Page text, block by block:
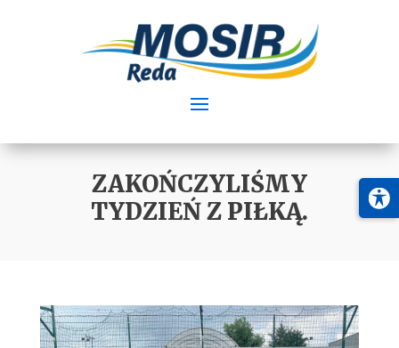
ZAKOŃCZYLIŚMY
TYDZIEŃ Z PIŁKĄ.